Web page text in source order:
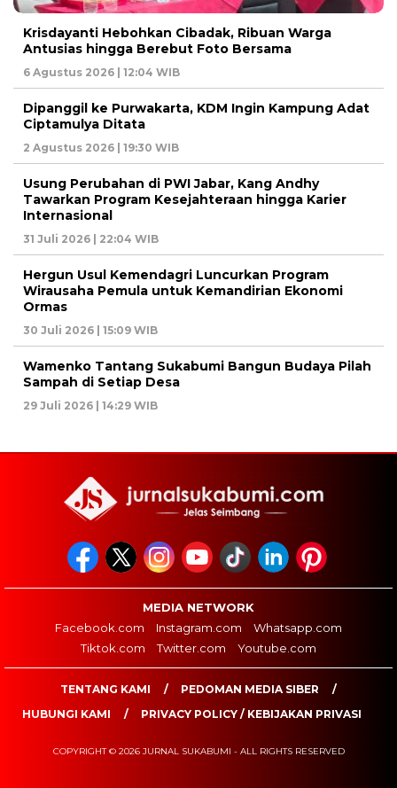
Krisdayanti Hebohkan Cibadak, Ribuan Warga
Antusias hingga Berebut Foto Bersama
6 Agustus 2026 | 12:04 WIB
Dipanggil ke Purwakarta, KDM Ingin Kampung Adat
Ciptamulya Ditata
2 Agustus 2026 | 19:30 WIB
Usung Perubahan di PWI Jabar, Kang Andhy
Tawarkan Program Kesejahteraan hingga Karier
Internasional
31 Juli 2026 | 22:04 WIB
Hergun Usul Kemendagri Luncurkan Program
Wirausaha Pemula untuk Kemandirian Ekonomi
Ormas
30 Juli 2026 | 15:09 WIB
Wamenko Tantang Sukabumi Bangun Budaya Pilah
Sampah di Setiap Desa
29 Juli 2026 | 14:29 WIB
MEDIA NETWORK
Facebook.com
Instagram.com
Whatsapp.com
Tiktok.com
Twitter.com Youtube.com
TENTANG KAMI
PEDOMAN MEDIA SIBER
HUBUNGI KAMI
PRIVACY POLICY / KEBIJAKAN PRIVASI
COPYRIGHT © 2026 JURNAL SUKABUMI - ALL RIGHTS RESERVED